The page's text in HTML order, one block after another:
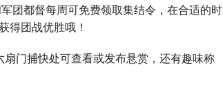
军团都督每周可免费领取集结令，在合适的时
得团战优胜哦！
扇门捕快处可查看或发布悬赏，还有趣味称